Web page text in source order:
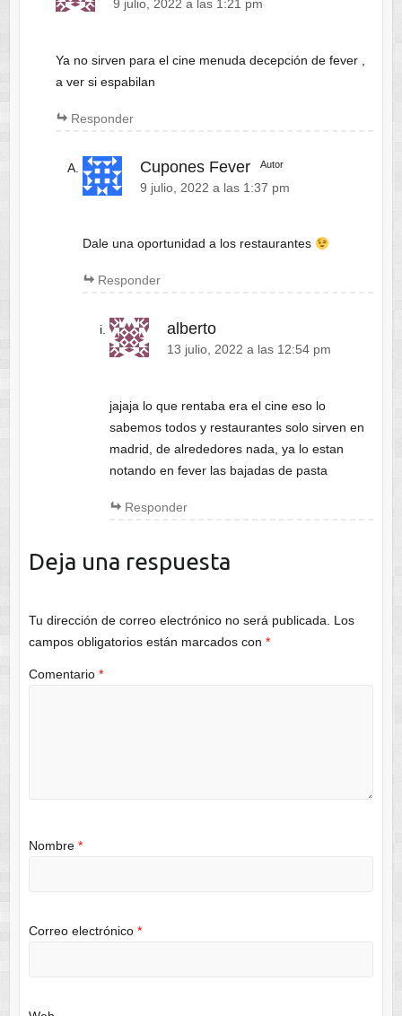
9 julio, 2022 a las 1:21 pm
Ya no sirven para el cine menuda decepción de fever ,
a ver si espabilan
Responder
Cupones Fever Autor
9 julio, 2022 a las 1:37 pm
Dale una oportunidad a los restaurantes
Responder
alberto
13 julio, 2022 a las 12:54 pm
jajaja lo que rentaba era el cine eso lo
sabemos todos y restaurantes solo sirven en
madrid, de alrededores nada, ya lo estan
notando en fever las bajadas de pasta
Responder
Deja una respuesta
Tu dirección de correo electrónico no será publicada.
Los
campos obligatorios están marcados con *
Comentario *
Nombre *
Correo electrónico *